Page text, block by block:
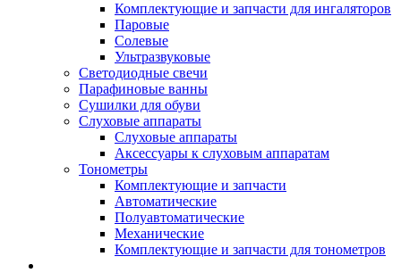
Комплектующие и запчасти для ингаляторов
Паровые
Солевые
Ультразвуковые
Светодиодные свечи
Парафиновые ванны
Сушилки для обуви
Слуховые аппараты
Слуховые аппараты
Аксессуары к слуховым аппаратам
Тонометры
Комплектующие и запчасти
Автоматические
Полуавтоматические
Механические
Комплектующие и запчасти для тонометров